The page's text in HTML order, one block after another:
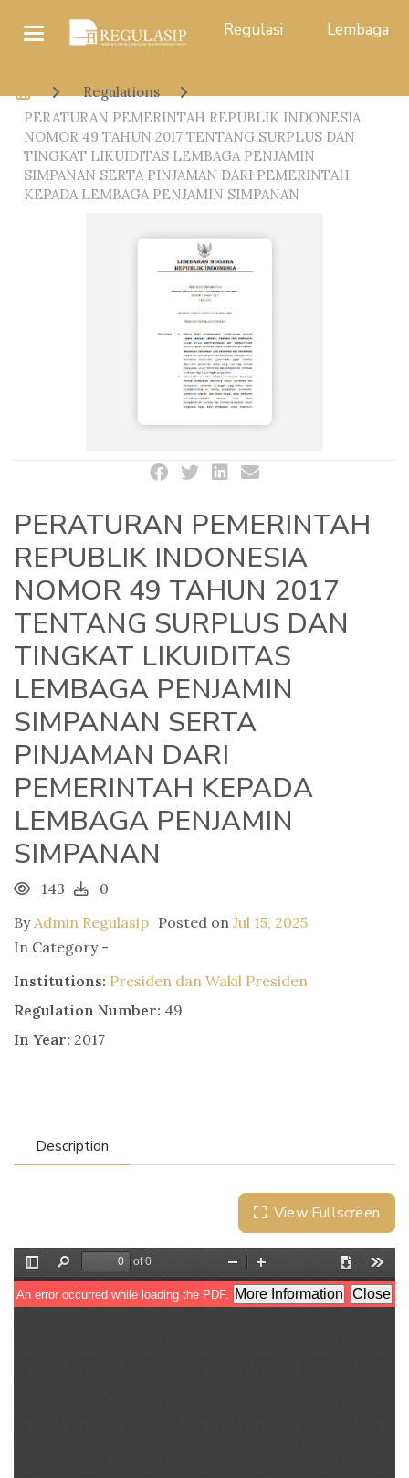
Regulasi Lembaga
Regulations
PERATURAN PEMERINTAH REPUBLIK INDONESIA
NOMOR 49 TAHUN 2017 TENTANG SURPLUS DAN
TINGKAT LIKUIDITAS LEMBAGA PENJAMIN
SIMPANAN SERTA PINJAMAN DARI PEMERINTAH
KEPADA LEMBAGA PENJAMIN SIMPANAN
PERATURAN PEMERINTAH
REPUBLIK INDONESIA
NOMOR 49 TAHUN 2017
TENTANG SURPLUS DAN
TINGKAT LIKUIDITAS
LEMBAGA PENJAMIN
SIMPANAN SERTA
PINJAMAN DARI
PEMERINTAH KEPADA
LEMBAGA PENJAMIN
SIMPANAN
143
0
ByAdmin Regulasip Posted on Jul 15, 2025
In Category -
Institutions: Presiden dan Wakil Presiden
Regulation Number: 49
In Year: 2017
Description
View Fullscreen